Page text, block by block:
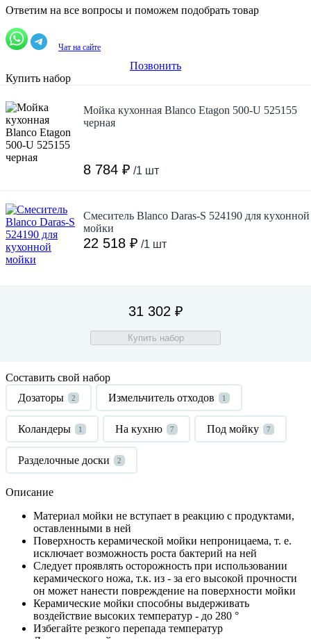
Ответим на все вопросы и поможем подобрать товар
Чат на сайте
Позвонить
Купить набор
Мойка кухонная Blanco Etagon 500-U 525155
черная
8 784 ₽ /1 шт
Смеситель Blanco Daras-S 524190 для кухонной
мойки
22 518 ₽ /1 шт
31 302 ₽
Купить набор
Составить свой набор
Дозаторы
2 Измельчитель отходов 1
Коландеры 1 На кухню 7 Под мойку 7
Разделочные доски 2
Описание
Материал мойки не вступает в реакцию с продуктами,
оставленными в ней
Поверхность керамической мойки непроницаема, т. е.
исключает возможность роста бактерий на ней
Следует проявлять осторожность при использовании
керамического ножа, т.к. из - за его высокой прочности
он может нанести повреждение на поверхности мойки
Керамические мойки способны выдерживать
воздействие высоких температур - до 280 °
Избегайте резкого перепада температур